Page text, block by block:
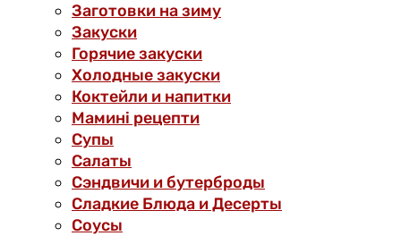
Заготовки на зиму
Закуски
Горячие закуски
Холодные закуски
Коктейли и напитки
Мамині рецепти
Супы
Салаты
Сэндвичи и бутерброды
Сладкие Блюда и Десерты
Соусы